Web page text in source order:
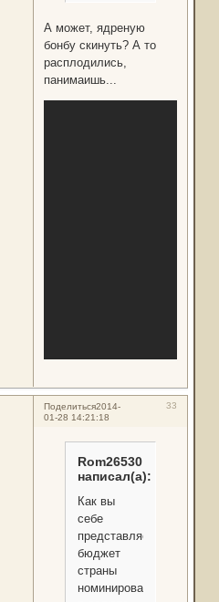
А может, ядреную
бонбу скинуть? А то
расплодились,
панимаишь...
Поделиться 33
2014-
01-28 14:21:18
Rom26530
написал(а):
Как вы
себе
представляете
бюджет
страны
номинированный